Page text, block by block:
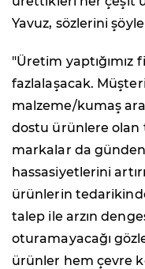
Yavuz, sözlerini
"Üretim
fazlalaşacak.
malzeme/kumaş
dostu ürünlere olan
markalar da
hassasiyetlerini
ürünlerin
talep ile arzın
oturamayacağı
ürünler hem çevre